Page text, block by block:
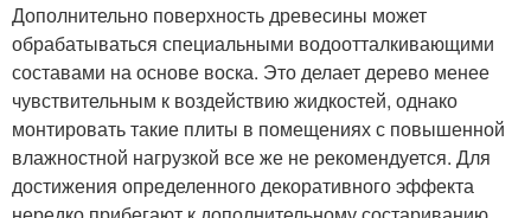
Дополнительно поверхность древесины может
обрабатываться специальными водоотталкивающими
составами на основе воска. Это делает дерево менее
чувствительным к воздействию жидкостей, однако
монтировать такие плиты в помещениях с повышенной
влажностной нагрузкой все же не рекомендуется. Для
достижения определенного декоративного эффекта